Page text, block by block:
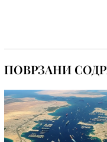
ПОВРЗАНИ